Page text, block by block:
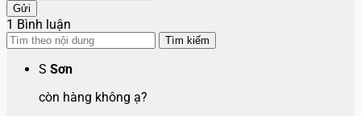
Gửi
1 Bình luận
Tìm kiếm
S Sơn
còn hàng không ạ?